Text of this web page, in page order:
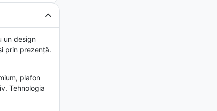
un design
prin prezență.
plafon
Tehnologia